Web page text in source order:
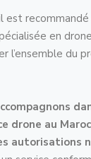
est
en
l’ensemble du
drone au
autorisations